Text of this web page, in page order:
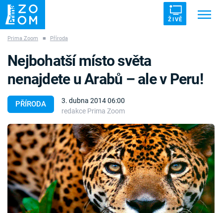
ŽIVĚ
ZÁHADY VETŘELCI DÁVNOVĚKU
Témata
Témata
Pořady
TV Program
Prima Zoom ■ Příroda
PŘÍRODA
3. dubna 2014 06:00
redakce Prima Zoom
Nejbohatší místo světa
nenajdete u Arabů – ale v Peru!